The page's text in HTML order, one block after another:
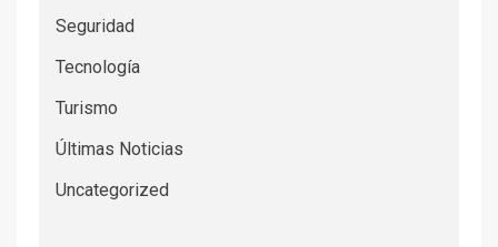
Seguridad
Tecnología
Turismo
Últimas Noticias
Uncategorized